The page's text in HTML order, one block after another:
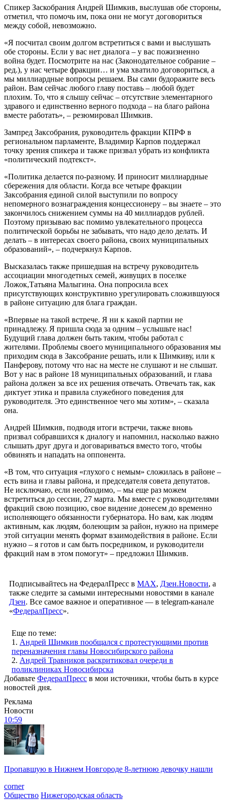
Спикер Заскобрания Андрей Шимкив, выслушав обе стороны,
отметил, что помочь им, пока они не могут договориться
между собой, невозможно.
«Я посчитал своим долгом встретиться с вами и выслушать
обе стороны. Если у вас нет диалога – у вас пожизненно
война будет. Посмотрите на нас (Законодательное собрание –
ред.), у нас четыре фракции… и ума хватило договориться, а
мы миллиардные вопросы решаем. Вы сами будоражите весь
район. Вам сейчас любого главу поставь – любой будет
плохим. То, что я слышу сейчас – отсутствие элементарного
здравого и единственно верного подхода – на благо района
вместе работать», – резюмировал Шимкив.
Зампред Заксобрания, руководитель фракции КПРФ в
региональном парламенте, Владимир Карпов поддержал
точку зрения спикера и также призвал убрать из конфликта
«политический подтекст».
«Политика делается по-разному. И приносит миллиардные
сбережения для области. Когда все четыре фракции
Заксобрания единой силой выступили по вопросу
непомерного вознаграждения концессионеру – вы знаете – это
закончилось снижением суммы на 40 миллиардов рублей.
Поэтому призываю вас помимо увлекательного процесса
политической борьбы не забывать, что надо дело делать. И
делать – в интересах своего района, своих муниципальных
образований», – подчеркнул Карпов.
Высказалась также пришедшая на встречу руководитель
ассоциации многодетных семей, живущих в поселке
Ложок,Татьяна Малыгина. Она попросила всех
присутствующих конструктивно урегулировать сложившуюся
в районе ситуацию для блага граждан.
«Впервые на такой встрече. Я ни к какой партии не
принадлежу. Я пришла сюда за одним – услышьте нас!
Будущий глава должен быть таким, чтобы работал с
жителями. Проблемы своего муниципального образования мы
приходим сюда в Заксобрание решать, или к Шимкиву, или к
Панферову, потому что нас на месте не слушают и не слышат.
Вот у нас в районе 18 муниципальных образований, и глава
района должен за все их решения отвечать. Отвечать так, как
диктует этика и правила служебного поведения для
руководителя. Это единственное чего мы хотим», – сказала
она.
Андрей Шимкив, подводя итоги встречи, также вновь
призвал собравшихся к диалогу и напомнил, насколько важно
слышать друг друга и договариваться вместо того, чтобы
обвинять и нападать на оппонента.
«В том, что ситуация «глухого с немым» сложилась в районе –
есть вина и главы района, и председателя совета депутатов.
Не исключаю, если необходимо, – мы еще раз можем
встретиться до сессии, 27 марта. Мы вместе с руководителями
фракций свою позицию, свое видение донесем до временно
исполняющего обязанности губернатора. Но вам, как людям
активным, как людям, болеющим за район, нужно на примере
этой ситуации менять формат взаимодействия в районе. Если
нужно – я готов и сам быть посредником, и руководители
фракций нам в этом помогут» – предложил Шимкив.
Подписывайтесь на ФедералПресс в МАХ, Дзен.Новости, а
также следите за самыми интересными новостями в канале
Дзен. Все самое важное и оперативное — в telegram-канале
«ФедералПресс».
Еще по теме:
1. Андрей Шимкив пообщался с протестующими против
переназначения главы Новосибирского района
2. Андрей Травников раскритиковал очереди в
поликлиниках Новосибирска
Добавьте ФедералПресс в мои источники, чтобы быть в курсе
новостей дня.
Реклама
Новости
10:59
Пропавшую в Нижнем Новгороде 8-летнюю девочку нашли
corner
Общество Нижегородская область